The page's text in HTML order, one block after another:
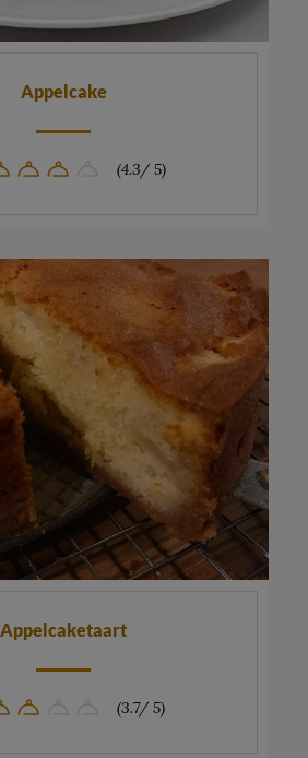
Appelcake
(4.3/ 5)
Appelcaketaart
(3.7/ 5)